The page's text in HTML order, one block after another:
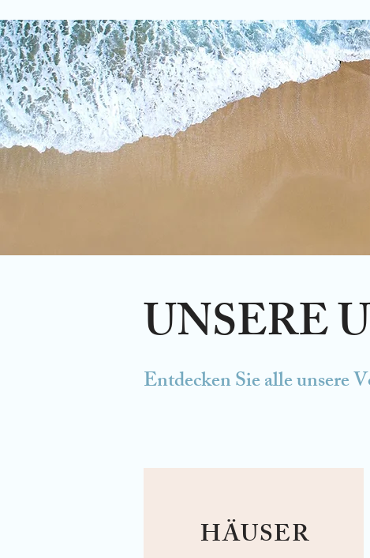
UNSERE
Entdecken Sie alle unsere
HÄUSER